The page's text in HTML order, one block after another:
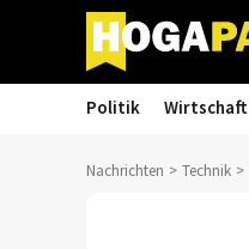
Politik Wirtschaft
Nachrichten Technik